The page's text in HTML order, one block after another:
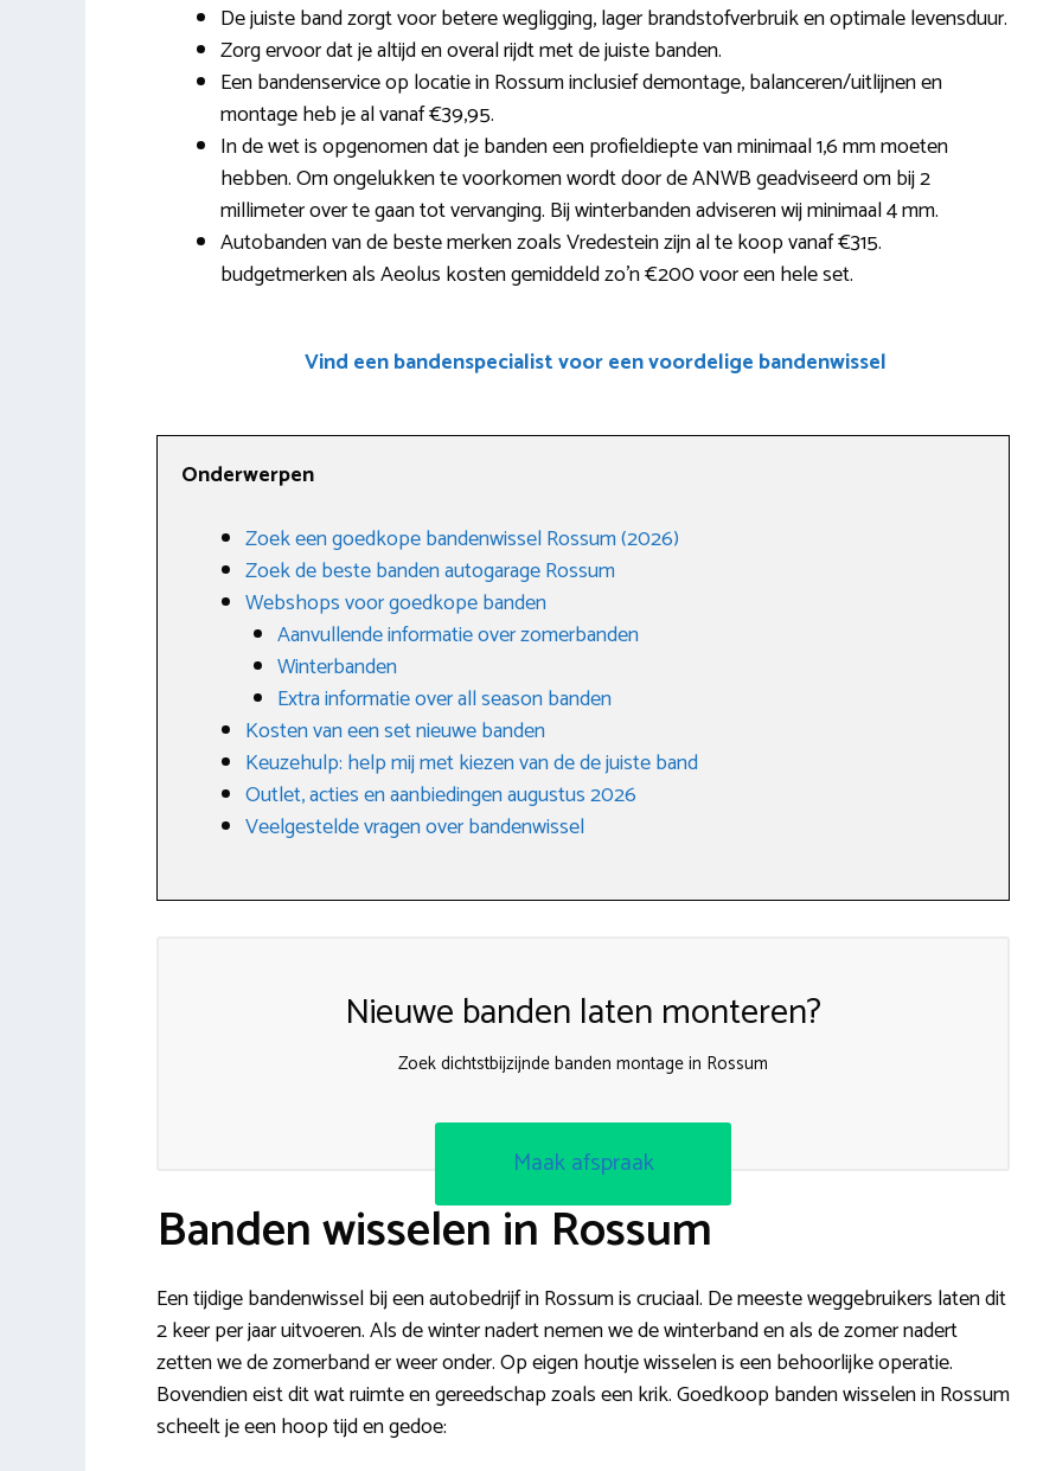
De juiste band zorgt voor betere wegligging, lager brandstofverbruik en optimale levensduur.
Zorg ervoor dat je altijd en overal rijdt met de juiste banden.
Een bandenservice op locatie in Rossum inclusief demontage, balanceren/uitlijnen en
montage heb je al vanaf €39,95.
In de wet is opgenomen dat je banden een profieldiepte van minimaal 1,6 mm moeten
hebben. Om ongelukken te voorkomen wordt door de ANWB geadviseerd om bij 2
millimeter over te gaan tot vervanging. Bij winterbanden adviseren wij minimaal 4 mm.
Autobanden van de beste merken zoals Vredestein zijn al te koop vanaf €315.
budgetmerken als Aeolus kosten gemiddeld zo’n €200 voor een hele set.
Vind een bandenspecialist voor een voordelige bandenwissel
Onderwerpen
Zoek een goedkope bandenwissel Rossum (2026)
Zoek de beste banden autogarage Rossum
Webshops voor goedkope banden
Aanvullende informatie over zomerbanden
Winterbanden
Extra informatie over all season banden
Kosten van een set nieuwe banden
Keuzehulp: help mij met kiezen van de de juiste band
Outlet, acties en aanbiedingen augustus 2026
Veelgestelde vragen over bandenwissel
Nieuwe banden laten monteren?
Zoek dichtstbijzijnde banden montage in Rossum
Maak afspraak
Banden wisselen in Rossum
Een tijdige bandenwissel bij een autobedrijf in Rossum is cruciaal. De meeste weggebruikers laten dit
2 keer per jaar uitvoeren. Als de winter nadert nemen we de winterband en als de zomer nadert
zetten we de zomerband er weer onder. Op eigen houtje wisselen is een behoorlijke operatie.
Bovendien eist dit wat ruimte en gereedschap zoals een krik. Goedkoop banden wisselen in Rossum
scheelt je een hoop tijd en gedoe: